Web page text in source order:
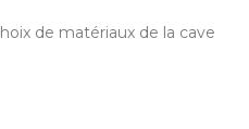
de matériaux de la cave